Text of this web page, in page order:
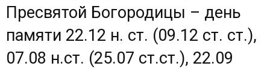
Пресвятой Богородицы – день
памяти 22.12 н. ст. (09.12 ст. ст.),
07.08 н.ст. (25.07 ст.ст.), 22.09